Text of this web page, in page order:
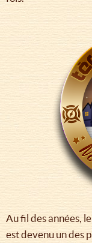
Au fil des années,
est devenu un des